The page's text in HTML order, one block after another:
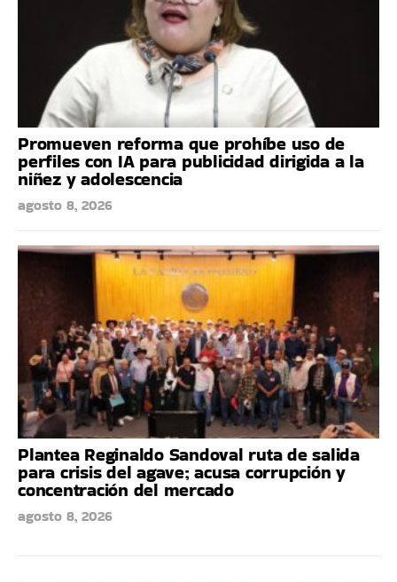
Promueven reforma que prohíbe uso de
perfiles con IA para publicidad dirigida a la
niñez y adolescencia
agosto 8, 2026
Plantea Reginaldo Sandoval ruta de salida
para crisis del agave; acusa corrupción y
concentración del mercado
agosto 8, 2026